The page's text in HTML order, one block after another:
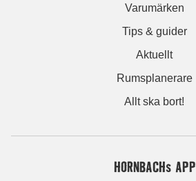
Varumärken
Tips & guider
Aktuellt
Rumsplanerare
Allt ska bort!
HORNBACHs APP